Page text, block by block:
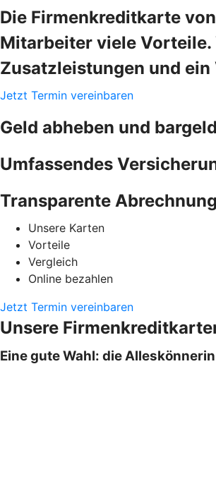
Die Firmenkreditkarte
Mitarbeiter viele Vorteile.
Zusatzleistungen und
Jetzt Termin vereinbaren
Geld abheben und
Umfassendes
Transparente Abrechnung
Unsere Karten
Vorteile
Vergleich
Online bezahlen
Jetzt Termin vereinbaren
Unsere
Eine gute Wahl: die Alleskönnerin